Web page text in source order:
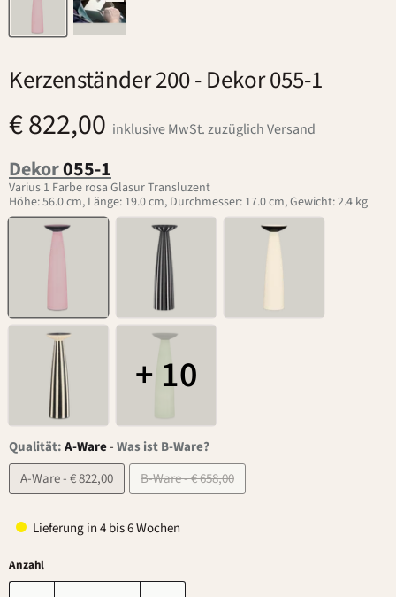
Kerzenständer 200- Dekor 055-1
€ 822,00 inklusive MwSt. zuzüglich Versand
Dekor055-1
Varius 1 Farbe rosa Glasur Transluzent
Höhe: 56.0 cm, Länge: 19.0 cm, Durchmesser: 17.0 cm, Gewicht: 2.4 kg
+ 10
Qualität:A-Ware-Was ist B-Ware?
A-Ware - € 822,00
B-Ware - € 658,00
Lieferung in 4 bis 6 Wochen
Anzahl